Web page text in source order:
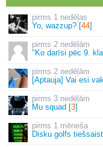
1 nedēļas
Yo, wazzup? [44]
2 nedēļām
"Ko darīsi pēc 9.
2 nedēļām
[Aptauja] Vai esi
3 nedēļām
Mu squad [3]
1 mēneša
Disku golfs